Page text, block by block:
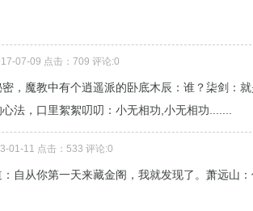
07-09 点击：709 评论:0
，魔教中有个逍遥派的卧底木辰：谁？柒剑：
法，口里絮絮叨叨：小无相功,小无相功.......
01-11 点击：533 评论:0
自从你第一天来藏金阁，我就发现了。萧远山